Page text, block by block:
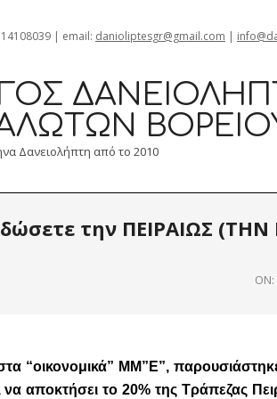
| email: danioliptesgr@gmail.com |
Δανειολήπτη από το 2010
την ΠΕΙΡΑΙΩΣ
ON:
“οικονομικά” ΜΜ”Ε”,
αποκτήσει το 20% της Τράπεζας